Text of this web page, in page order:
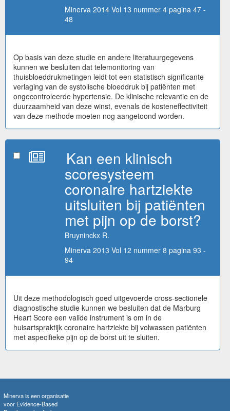
Minerva 2014 Vol 13 nummer 4 pagina 47 -
48
Op basis van deze studie en andere literatuurgegevens
kunnen we besluiten dat telemonitoring van
thuisbloeddrukmetingen leidt tot een statistisch significante
verlaging van de systolische bloeddruk bij patiënten met
ongecontroleerde hypertensie. De klinische relevantie en de
duurzaamheid van deze winst, evenals de kosteneffectiviteit
van deze methode moeten nog aangetoond worden.
Kan een klinisch
scoresysteem
coronaire hartziekte
uitsluiten bij patiënten
met pijn op de borst?
Bruyninckx R.
Minerva 2013 Vol 12 nummer 8 pagina 93 -
94
Uit deze methodologisch goed uitgevoerde cross-sectionele
diagnostische studie kunnen we besluiten dat de Marburg
Heart Score een valide instrument is om in de
huisartspraktijk coronaire hartziekte bij volwassen patiënten
met aspecifieke pijn op de borst uit te sluiten.
Minerva is een organisatie
voor Evidence-Based